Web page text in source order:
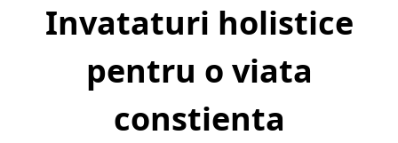
Invataturi holistice
pentru o viata
constienta